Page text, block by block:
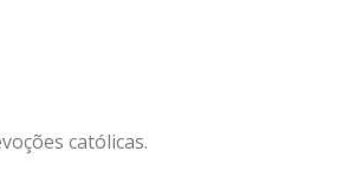
católicas.